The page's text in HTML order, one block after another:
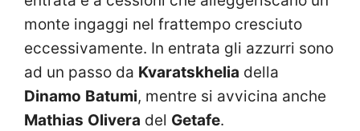
monte ingaggi nel frattempo cresciuto
eccessivamente. In entrata gli azzurri sono
ad un passo da Kvaratskhelia della
Dinamo Batumi, mentre si avvicina anche
Mathias Olivera del Getafe.